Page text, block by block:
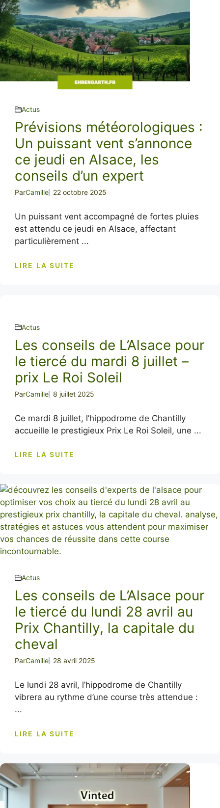
Actus
Prévisions météorologiques :
Un puissant vent s’annonce
ce jeudi en Alsace, les
conseils d’un expert
ParCamille 22 octobre 2025
Un puissant vent accompagné de fortes pluies
est attendu ce jeudi en Alsace, affectant
particulièrement ...
LIRE LA SUITE
Actus
Les conseils de L’Alsace pour
le tiercé du mardi 8 juillet –
prix Le Roi Soleil
ParCamille 8 juillet 2025
Ce mardi 8 juillet, l’hippodrome de Chantilly
accueille le prestigieux Prix Le Roi Soleil, une ...
LIRE LA SUITE
Actus
Les conseils de L’Alsace pour
le tiercé du lundi 28 avril au
Prix Chantilly, la capitale du
cheval
ParCamille 28 avril 2025
Le lundi 28 avril, l’hippodrome de Chantilly
vibrera au rythme d’une course très attendue :
...
LIRE LA SUITE